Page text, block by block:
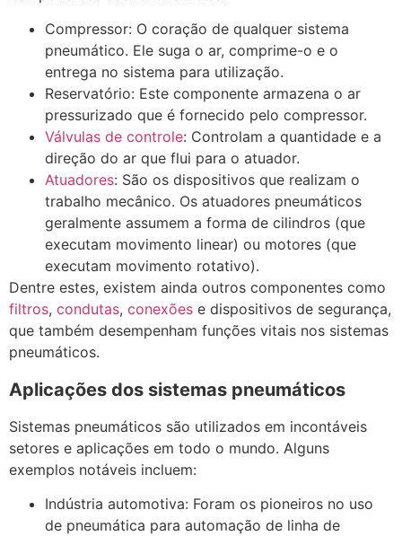
Compressor: O coração de qualquer sistema
pneumático. Ele suga o ar, comprime-o e o
entrega no sistema para utilização.
Reservatório: Este componente armazena o ar
pressurizado que é fornecido pelo compressor.
Válvulas de controle: Controlam a quantidade e a
direção do ar que flui para o atuador.
Atuadores: São os dispositivos que realizam o
trabalho mecânico. Os atuadores pneumáticos
geralmente assumem a forma de cilindros (que
executam movimento linear) ou motores (que
executam movimento rotativo).
Dentre estes, existem ainda outros componentes como
filtros, condutas, conexões e dispositivos de segurança,
que também desempenham funções vitais nos sistemas
pneumáticos.
Aplicações dos sistemas pneumáticos
Sistemas pneumáticos são utilizados em incontáveis
setores e aplicações em todo o mundo. Alguns
exemplos notáveis incluem:
Indústria automotiva: Foram os pioneiros no uso
de pneumática para automação de linha de